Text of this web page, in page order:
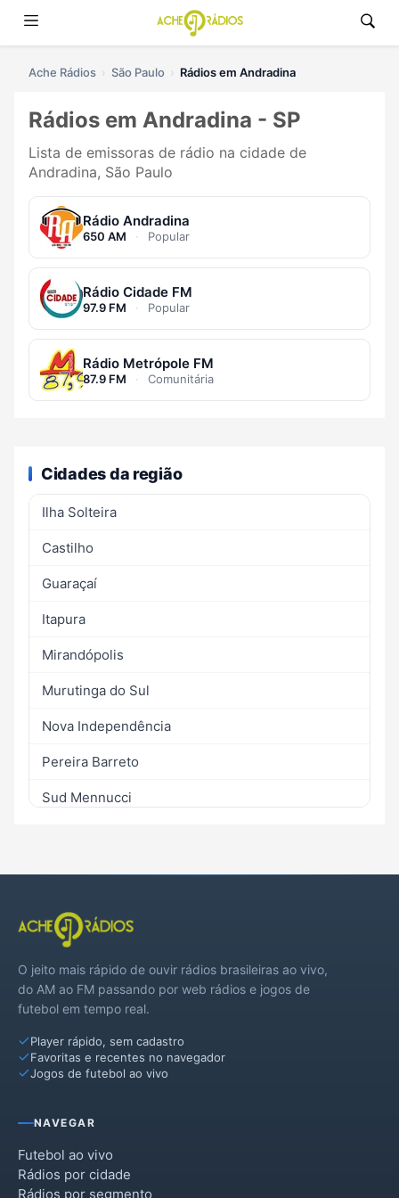
Ache Rádios São Paulo Rádios em Andradina
Rádios em Andradina - SP
Lista de emissoras de rádio na cidade de
Andradina, São Paulo
Rádio Andradina
650 AM · Popular
Rádio Cidade FM
97.9 FM · Popular
Rádio Metrópole FM
87.9 FM · Comunitária
Cidades da região
Ilha Solteira
Castilho
Guaraçaí
Itapura
Mirandópolis
Murutinga do Sul
Nova Independência
Pereira Barreto
Sud Mennucci
O jeito mais rápido de ouvir rádios brasileiras ao vivo,
do AM ao FM passando por web rádios e jogos de
futebol em tempo real.
Player rápido, sem cadastro
Favoritas e recentes no navegador
Jogos de futebol ao vivo
NAVEGAR
Futebol ao vivo
Rádios por cidade
Rádios por segmento